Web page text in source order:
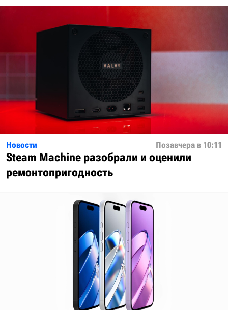
Новости Позавчера в 10:11
Steam Machine разобрали и оценили
ремонтопригодность